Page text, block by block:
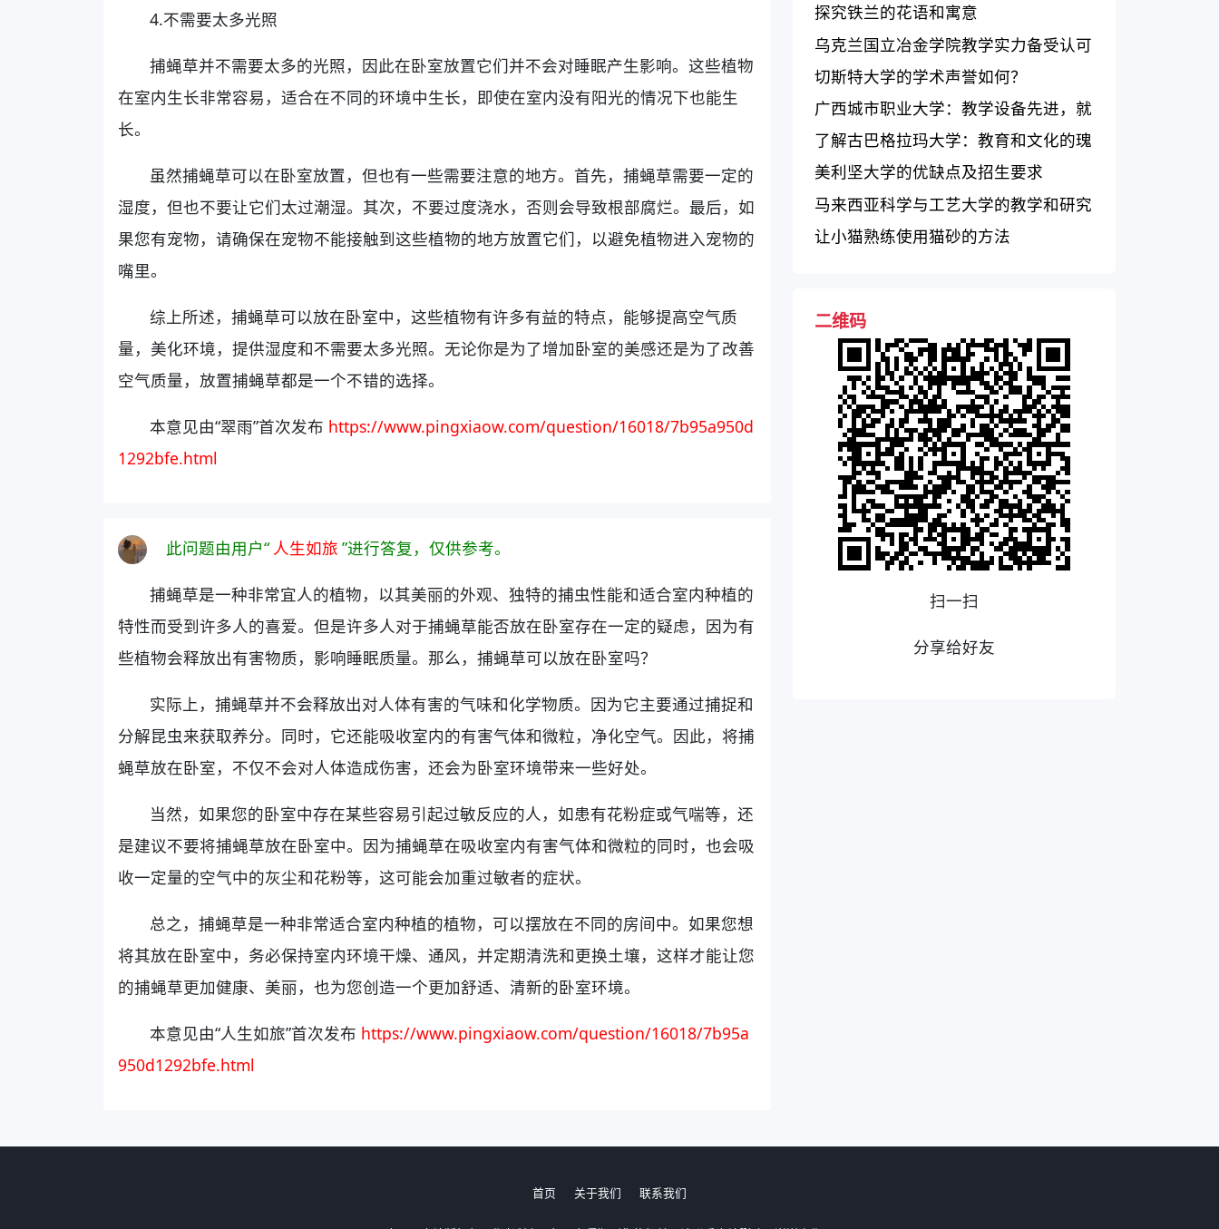
4.不需要太多光照
捕蝇草并不需要太多的光照，因此在卧室放置它们并不会对睡眠产生影响。这些植物
在室内生长非常容易，适合在不同的环境中生长，即使在室内没有阳光的情况下也能生
长。
虽然捕蝇草可以在卧室放置，但也有一些需要注意的地方。首先，捕蝇草需要一定的
湿度，但也不要让它们太过潮湿。其次，不要过度浇水，否则会导致根部腐烂。最后，如
果您有宠物，请确保在宠物不能接触到这些植物的地方放置它们，以避免植物进入宠物的
嘴里。
综上所述，捕蝇草可以放在卧室中，这些植物有许多有益的特点，能够提高空气质
量，美化环境，提供湿度和不需要太多光照。无论你是为了增加卧室的美感还是为了改善
空气质量，放置捕蝇草都是一个不错的选择。
本意见由“翠雨”首次发布 https://www.pingxiaow.com/question/16018/7b95a950d
1292bfe.html
此问题由用户“ 人生如旅 ”进行答复，仅供参考。
捕蝇草是一种非常宜人的植物，以其美丽的外观、独特的捕虫性能和适合室内种植的
特性而受到许多人的喜爱。但是许多人对于捕蝇草能否放在卧室存在一定的疑虑，因为有
些植物会释放出有害物质，影响睡眠质量。那么，捕蝇草可以放在卧室吗？
实际上，捕蝇草并不会释放出对人体有害的气味和化学物质。因为它主要通过捕捉和
分解昆虫来获取养分。同时，它还能吸收室内的有害气体和微粒，净化空气。因此，将捕
蝇草放在卧室，不仅不会对人体造成伤害，还会为卧室环境带来一些好处。
当然，如果您的卧室中存在某些容易引起过敏反应的人，如患有花粉症或气喘等，还
是建议不要将捕蝇草放在卧室中。因为捕蝇草在吸收室内有害气体和微粒的同时，也会吸
收一定量的空气中的灰尘和花粉等，这可能会加重过敏者的症状。
总之，捕蝇草是一种非常适合室内种植的植物，可以摆放在不同的房间中。如果您想
将其放在卧室中，务必保持室内环境干燥、通风，并定期清洗和更换土壤，这样才能让您
的捕蝇草更加健康、美丽，也为您创造一个更加舒适、清新的卧室环境。
本意见由“人生如旅”首次发布 https://www.pingxiaow.com/question/16018/7b95a
950d1292bfe.html
探究铁兰的花语和寓意
乌克兰国立冶金学院教学实力备受认可
切斯特大学的学术声誉如何？
广西城市职业大学：教学设备先进，就
业前景好
了解古巴格拉玛大学：教育和文化的瑰
宝
美利坚大学的优缺点及招生要求
马来西亚科学与工艺大学的教学和研究
概况
让小猫熟练使用猫砂的方法
二维码
扫一扫
分享给好友
首页 关于我们 联系我们